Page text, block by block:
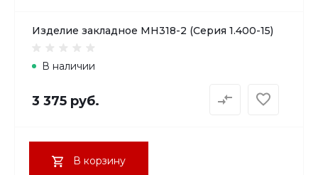
Изделие закладное МН318-2 (Серия 1.400-15)
В наличии
3 375 руб.
В корзину